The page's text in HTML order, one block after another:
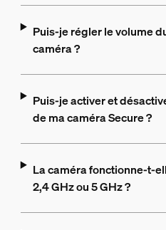
Puis-je régler le volume
caméra ?
Puis-je activer et
de ma caméra Secure ?
La caméra fonctionne-t-
2,4 GHz ou 5 GHz ?